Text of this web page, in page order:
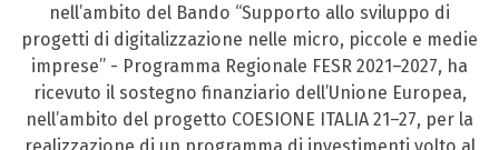
nell’ambito del Bando “Supporto allo sviluppo di
progetti di digitalizzazione nelle micro, piccole e medie
imprese” - Programma Regionale FESR 2021–2027, ha
ricevuto il sostegno finanziario dell’Unione Europea,
nell’ambito del progetto COESIONE ITALIA 21–27, per la